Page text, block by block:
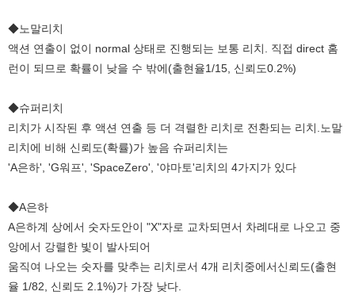
◆노말리치
액션 연출이 없이 normal 상태로 진행되는 보통 리치. 직접 direct 홈
런이 되므로 확률이 낮을 수 밖에(출현율1/15, 신뢰도0.2%)
◆슈퍼리치
리치가 시작된 후 액션 연출 등 더 격렬한 리치로 전환되는 리치.노말
리치에 비해 신뢰도(확률)가 높음 슈퍼리치는
'A은하', 'G워프', 'SpaceZero', '야마토'리치의 4가지가 있다
◆A은하
A은하계 상에서 숫자도안이 "X"자로 교차되면서 차례대로 나오고 중
앙에서 강렬한 빛이 발사되어
움직여 나오는 숫자를 맞추는 리치로서 4개 리치중에서신뢰도(출현
율 1/82, 신뢰도 2.1%)가 가장 낮다.